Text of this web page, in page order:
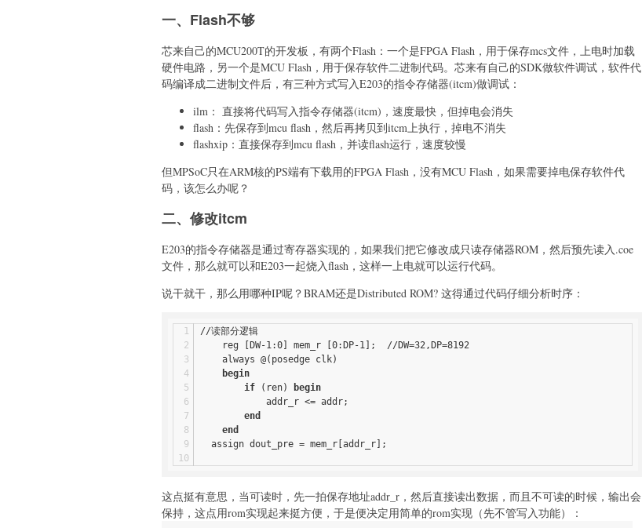
一、Flash不够
芯来自己的MCU200T的开发板，有两个Flash：一个是FPGA Flash，用于保存mcs文件，上电时加载
硬件电路，另一个是MCU Flash，用于保存软件二进制代码。芯来有自己的SDK做软件调试，软件代
码编译成二进制文件后，有三种方式写入E203的指令存储器(itcm)做调试：
ilm： 直接将代码写入指令存储器(itcm)，速度最快，但掉电会消失
flash：先保存到mcu flash，然后再拷贝到itcm上执行，掉电不消失
flashxip：直接保存到mcu flash，并读flash运行，速度较慢
但MPSoC只在ARM核的PS端有下载用的FPGA Flash，没有MCU Flash，如果需要掉电保存软件代
码，该怎么办呢？
二、修改itcm
E203的指令存储器是通过寄存器实现的，如果我们把它修改成只读存储器ROM，然后预先读入.coe
文件，那么就可以和E203一起烧入flash，这样一上电就可以运行代码。
说干就干，那么用哪种IP呢？BRAM还是Distributed ROM? 这得通过代码仔细分析时序：
//读部分逻辑
    reg [DW-1:0] mem_r [0:DP-1];  //DW=32,DP=8192
    always @(posedge clk)
begin
if (ren)
begin
            addr_r <= addr;
end
end
  assign dout_pre = mem_r[addr_r];
这点挺有意思，当可读时，先一拍保存地址addr_r，然后直接读出数据，而且不可读的时候，输出会
保持，这点用rom实现起来挺方便，于是便决定用简单的rom实现（先不管写入功能）：